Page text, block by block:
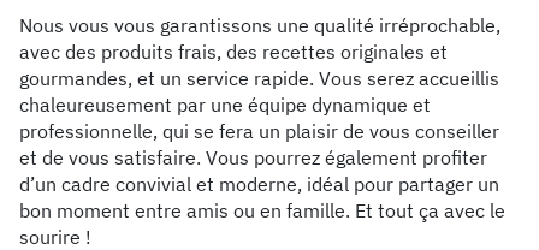
Nous vous vous garantissons une qualité irréprochable,
avec des produits frais, des recettes originales et
gourmandes, et un service rapide. Vous serez accueillis
chaleureusement par une équipe dynamique et
professionnelle, qui se fera un plaisir de vous conseiller
et de vous satisfaire. Vous pourrez également profiter
d’un cadre convivial et moderne, idéal pour partager un
bon moment entre amis ou en famille. Et tout ça avec le
sourire !